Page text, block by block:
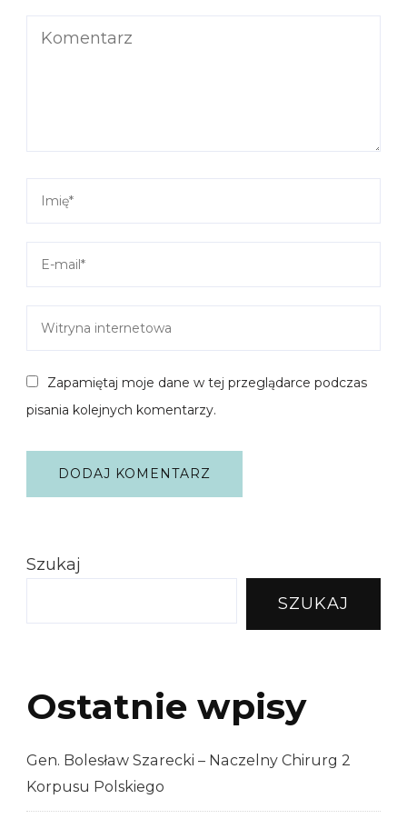
Zapamiętaj moje dane w tej przeglądarce podczas
pisania kolejnych komentarzy.
Szukaj
SZUKAJ
Ostatnie wpisy
Gen. Bolesław Szarecki – Naczelny Chirurg 2
Korpusu Polskiego